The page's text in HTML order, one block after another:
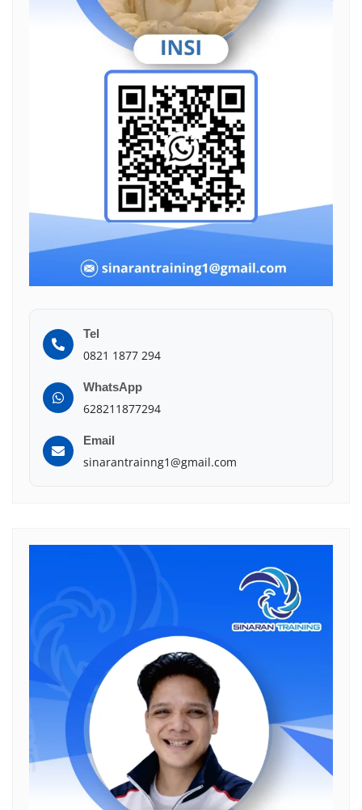
Tel
0821 1877 294
WhatsApp
628211877294
Email
sinarantrainng1@gmail.com